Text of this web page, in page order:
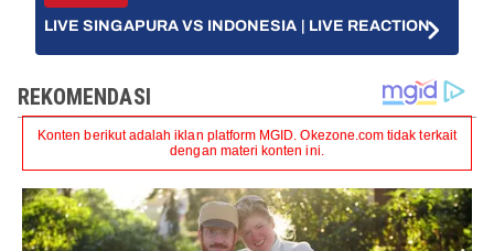
LIVE SINGAPURA VS INDONESIA | LIVE REACTION